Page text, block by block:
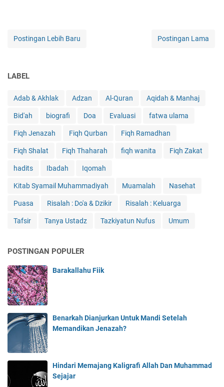
Postingan Lebih Baru Postingan Lama
LABEL
Adab & Akhlak Adzan Al-Quran Aqidah & Manhaj
Bid'ah biografi Doa Evaluasi fatwa ulama
Fiqh Jenazah Fiqh Qurban Fiqh Ramadhan
Fiqh Shalat Fiqh Thaharah fiqh wanita Fiqh Zakat
hadits Ibadah Iqomah
Kitab Syamail Muhammadiyah Muamalah Nasehat
Puasa Risalah : Do'a & Dzikir Risalah : Keluarga
Tafsir Tanya Ustadz Tazkiyatun Nufus Umum
POSTINGAN POPULER
Barakallahu Fiik
Benarkah Dianjurkan Untuk Mandi Setelah
Memandikan Jenazah?
Hindari Memajang Kaligrafi Allah Dan Muhammad
Sejajar